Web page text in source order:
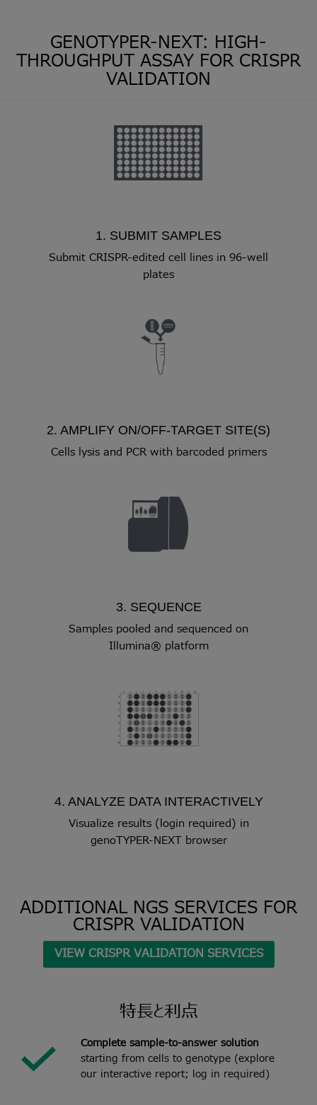
GENOTYPER-NEXT: HIGH-
THROUGHPUT ASSAY FOR CRISPR
VALIDATION
1. SUBMIT SAMPLES
Submit CRISPR-edited cell lines in 96-well
plates
2. AMPLIFY ON/OFF-TARGET SITE(S)
Cells lysis and PCR with barcoded primers
3. SEQUENCE
Samples pooled and sequenced on
Illumina® platform
4. ANALYZE DATA INTERACTIVELY
Visualize results(login required) in
genoTYPER-NEXT browser
ADDITIONAL NGS SERVICES FOR
CRISPR VALIDATION
VIEW CRISPR VALIDATION SERVICES
特長と利点
Complete sample-to-answer solution
starting from cells to genotype (explore
our interactive report; log in required)